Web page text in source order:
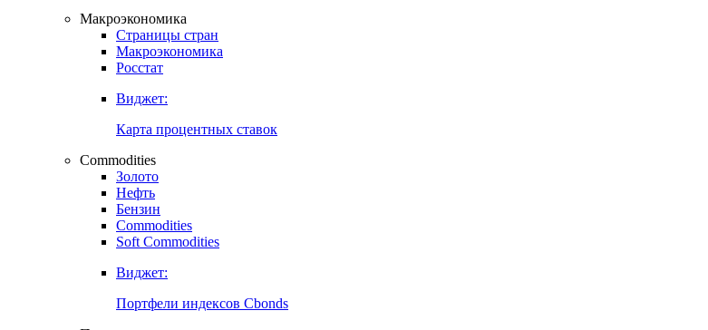
Макроэкономика
Страницы стран
Макроэкономика
Росстат
Виджет:
Карта процентных ставок
Commodities
Золото
Нефть
Бензин
Commodities
Soft Commodities
Виджет:
Портфели индексов Cbonds